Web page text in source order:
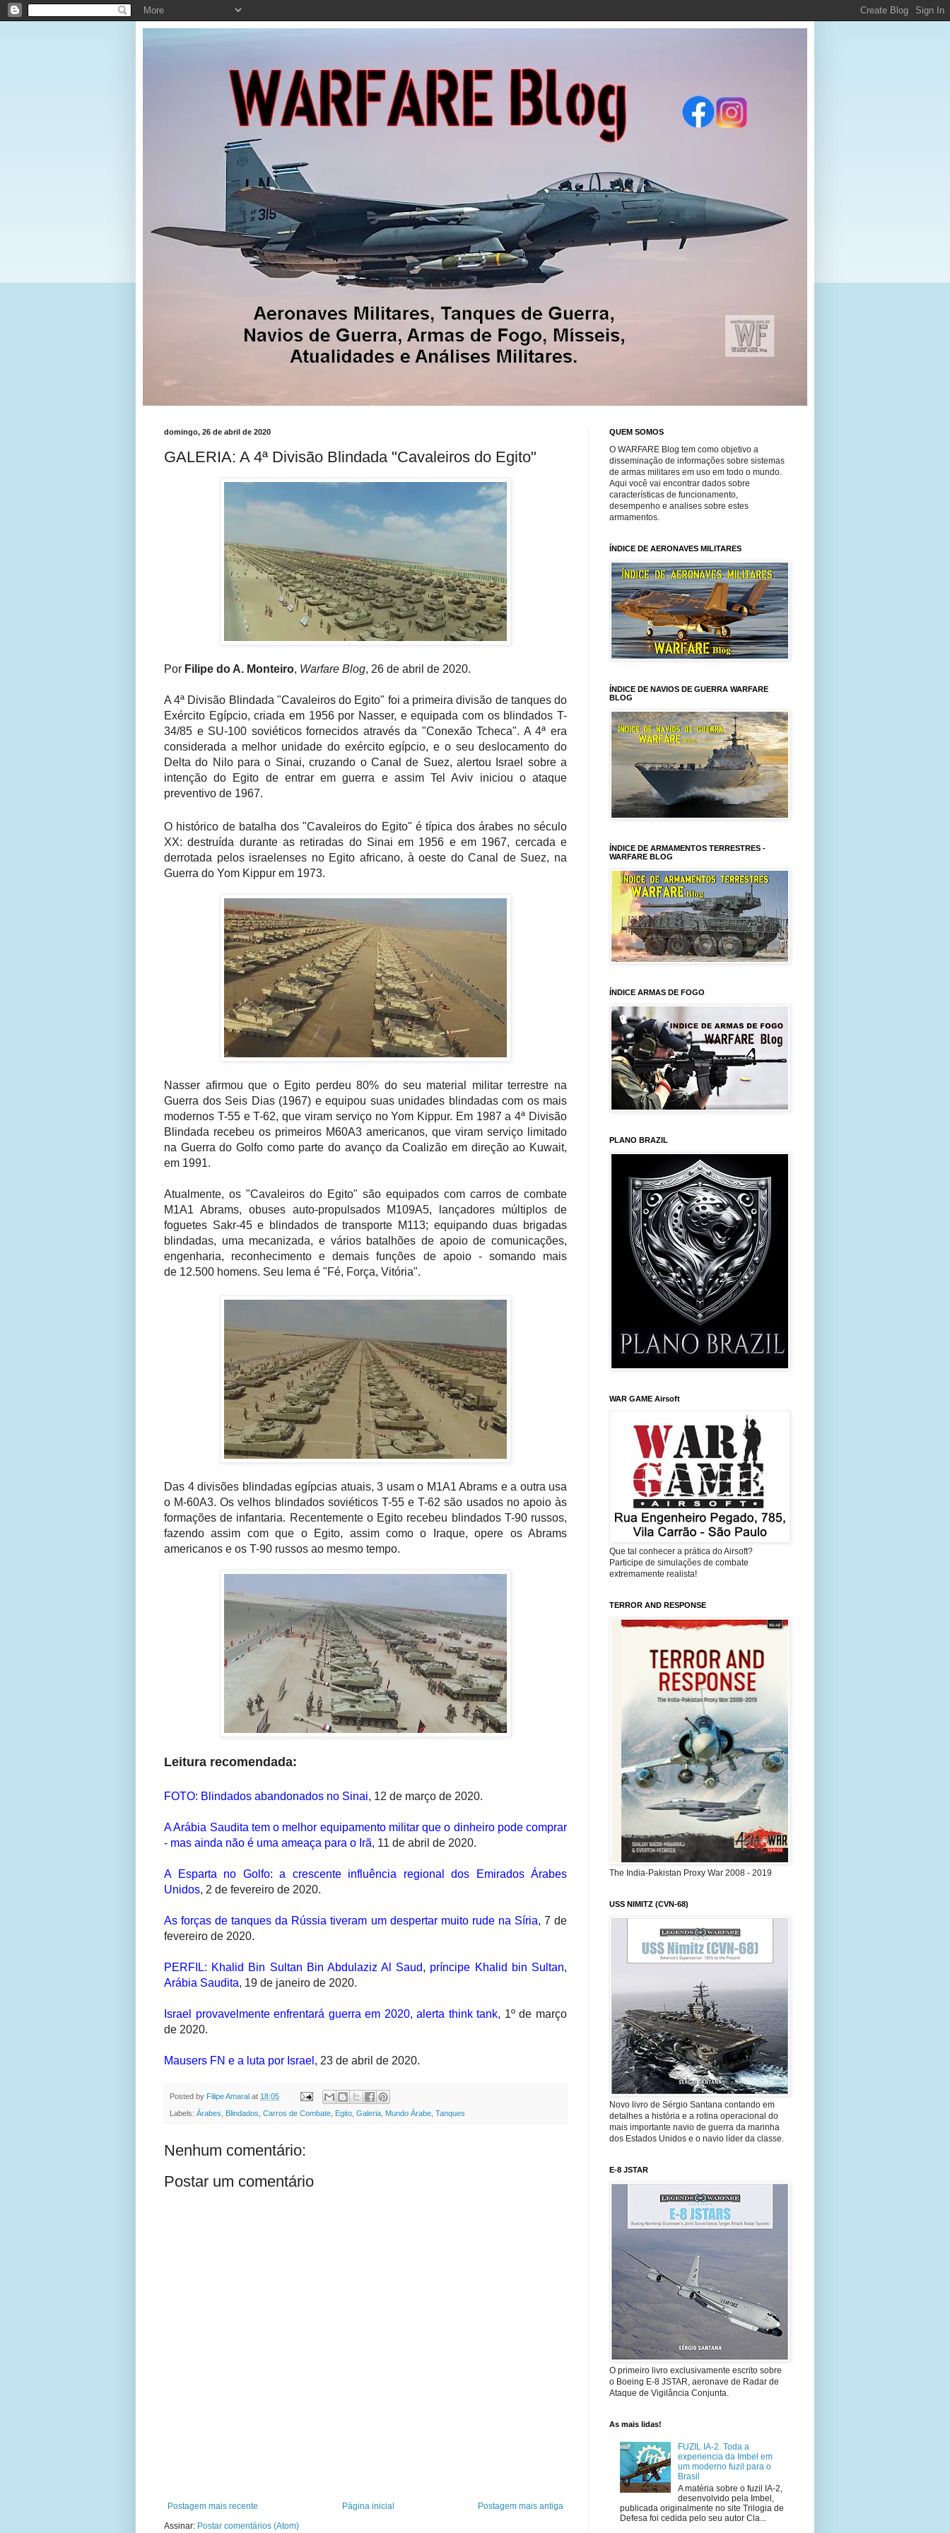
domingo, 26 de abril de 2020
GALERIA: A 4ª Divisão Blindada "Cavaleiros do Egito"
Por Filipe do A. Monteiro, Warfare Blog, 26 de abril de 2020.
A 4ª Divisão Blindada "Cavaleiros do Egito" foi a primeira divisão de tanques do
Exército Egípcio, criada em 1956 por Nasser, e equipada com os blindados T-
34/85 e SU-100 soviéticos fornecidos através da "Conexão Tcheca". A 4ª era
considerada a melhor unidade do exército egípcio, e o seu deslocamento do
Delta do Nilo para o Sinai, cruzando o Canal de Suez, alertou Israel sobre a
intenção do Egito de entrar em guerra e assim Tel Aviv iniciou o ataque
preventivo de 1967.
O histórico de batalha dos "Cavaleiros do Egito" é típica dos árabes no século
XX: destruída durante as retiradas do Sinai em 1956 e em 1967, cercada e
derrotada pelos israelenses no Egito africano, à oeste do Canal de Suez, na
Guerra do Yom Kippur em 1973.
Nasser afirmou que o Egito perdeu 80% do seu material militar terrestre na
Guerra dos Seis Dias (1967) e equipou suas unidades blindadas com os mais
modernos T-55 e T-62, que viram serviço no Yom Kippur. Em 1987 a 4ª Divisão
Blindada recebeu os primeiros M60A3 americanos, que viram serviço limitado
na Guerra do Golfo como parte do avanço da Coalizão em direção ao Kuwait,
em 1991.
Atualmente, os "Cavaleiros do Egito" são equipados com carros de combate
M1A1 Abrams, obuses auto-propulsados M109A5, lançadores múltiplos de
foguetes Sakr-45 e blindados de transporte M113; equipando duas brigadas
blindadas, uma mecanizada, e vários batalhões de apoio de comunicações,
engenharia, reconhecimento e demais funções de apoio - somando mais
de 12.500 homens. Seu lema é "Fé, Força, Vitória".
Das 4 divisões blindadas egípcias atuais, 3 usam o M1A1 Abrams e a outra usa
o M-60A3. Os velhos blindados soviéticos T-55 e T-62 são usados no apoio às
formações de infantaria. Recentemente o Egito recebeu blindados T-90 russos,
fazendo assim com que o Egito, assim como o Iraque, opere os Abrams
americanos e os T-90 russos ao mesmo tempo.
Leitura recomendada:
FOTO: Blindados abandonados no Sinai, 12 de março de 2020.
A Arábia Saudita tem o melhor equipamento militar que o dinheiro pode comprar
- mas ainda não é uma ameaça para o Irã, 11 de abril de 2020.
A Esparta no Golfo: a crescente influência regional dos Emirados Árabes
Unidos, 2 de fevereiro de 2020.
As forças de tanques da Rússia tiveram um despertar muito rude na Síria, 7 de
fevereiro de 2020.
PERFIL: Khalid Bin Sultan Bin Abdulaziz Al Saud, príncipe Khalid bin Sultan,
Arábia Saudita, 19 de janeiro de 2020.
Israel provavelmente enfrentará guerra em 2020, alerta think tank, 1º de março
de 2020.
Mausers FN e a luta por Israel , 23 de abril de 2020.
Posted by Filipe Amaral at 18:05
Labels: Árabes Blindados Carros de Combate Egito Galeria Mundo Árabe Tanques
Nenhum comentário:
Postar um comentário
Postagem mais recente Postagem mais antiga
Página inicial
Assinar: Postar comentários (Atom)
QUEM SOMOS
O WARFARE Blog tem como objetivo a
disseminação de informações sobre sistemas
de armas militares em uso em todo o mundo.
Aqui você vai encontrar dados sobre
características de funcionamento,
desempenho e analises sobre estes
armamentos.
ÍNDICE DE AERONAVES MILITARES
ÍNDICE DE NAVIOS DE GUERRA WARFARE
BLOG
ÍNDICE DE ARMAMENTOS TERRESTRES -
WARFARE BLOG
ÍNDICE ARMAS DE FOGO
PLANO BRAZIL
WAR GAME Airsoft
Que tal conhecer a prática do Airsoft?
Participe de simulações de combate
extremamente realista!
TERROR AND RESPONSE
The India-Pakistan Proxy War 2008 - 2019
USS NIMITZ (CVN-68)
Novo livro de Sérgio Santana contando em
detalhes a história e a rotina operacional do
mais importante navio de guerra da marinha
dos Estados Unidos e o navio líder da classe.
E-8 JSTAR
O primeiro livro exclusivamente escrito sobre
o Boeing E-8 JSTAR, aeronave de Radar de
Ataque de Vigilância Conjunta.
As mais lidas!
FUZIL IA-2. Toda a
experiencia da Imbel em
um moderno fuzil para o
Brasil
A matéria sobre o fuzil IA-2,
desenvolvido pela Imbel,
publicada originalmente no site Trilogia de
Defesa foi cedida pelo seu autor Cla...